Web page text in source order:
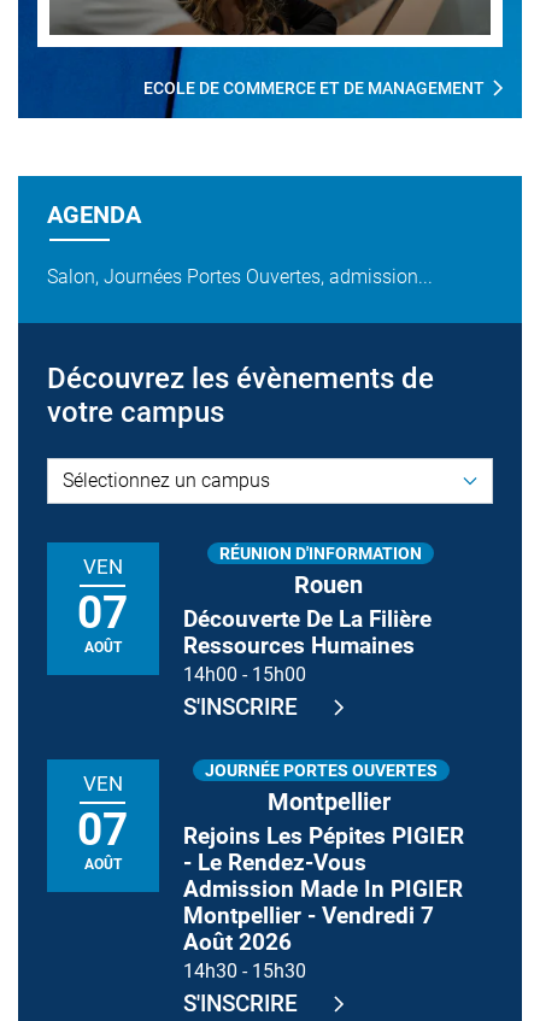
ECOLE DE COMMERCE ET DE MANAGEMENT
AGENDA
Salon, Journées Portes Ouvertes, admission...
Découvrez les évènements de
votre campus
VEN
07
AOÛT
RÉUNION D'INFORMATION
Rouen
Découverte De La Filière
Ressources Humaines
14h00 - 15h00
S'INSCRIRE
VEN
07
AOÛT
JOURNÉE PORTES OUVERTES
Montpellier
Rejoins Les Pépites PIGIER
- Le Rendez-Vous
Admission Made In PIGIER
Montpellier - Vendredi 7
Août 2026
14h30 - 15h30
S'INSCRIRE